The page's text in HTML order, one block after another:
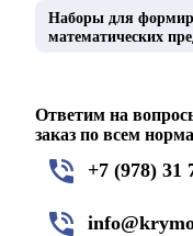
Наборы для
математических
Ответим на
заказ по всем
+7 (978) 31